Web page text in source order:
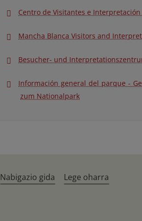
Centro de Visitantes e
Mancha Blanca Visitors and
Besucher- und
Información general del parque -
zum Nationalpark
Nabigazio gida Lege oharra